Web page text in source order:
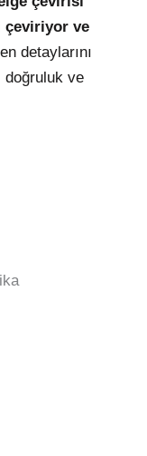
çeviriyor ve
detaylarını
doğruluk ve